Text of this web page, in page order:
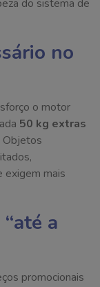
do sistema de
no
o motor
50 kg extras
Objetos
exigem mais
a
promocionais